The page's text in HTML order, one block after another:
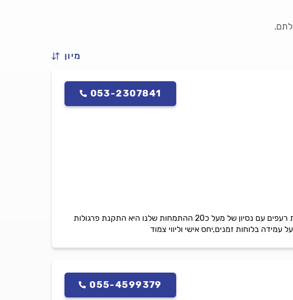
מיון
053-2307841
שובל עזאני המקצוען בגגות רעפים ופרגולות מתמחה בעבודות עץ שונות לבניית גגות רעפים עם נסיון של מעל כ20 ההתמחות שלנו היא התקנת פרגולות
בלוחות זמנים,יחס אישי וליווי צמוד
וכך גם ביום בו קבענו שיבצע את העבודה.
055-4599379